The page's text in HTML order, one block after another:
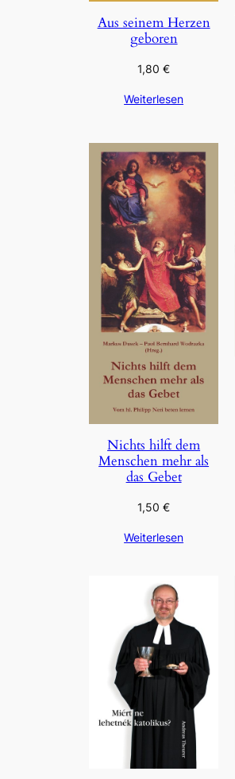
Aus seinem Herzen
geboren
1,80€
Weiterlesen
Nichts hilft dem
Menschen mehr als
das Gebet
1,50€
Weiterlesen